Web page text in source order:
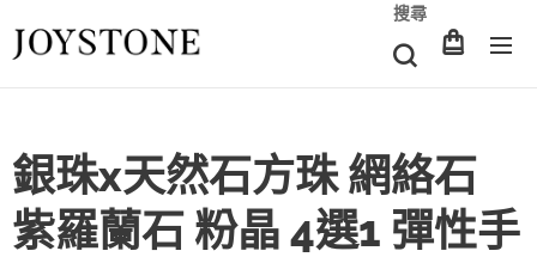
搜尋
銀珠x天然石方珠 網絡石
紫羅蘭石 粉晶 4選1 彈性手